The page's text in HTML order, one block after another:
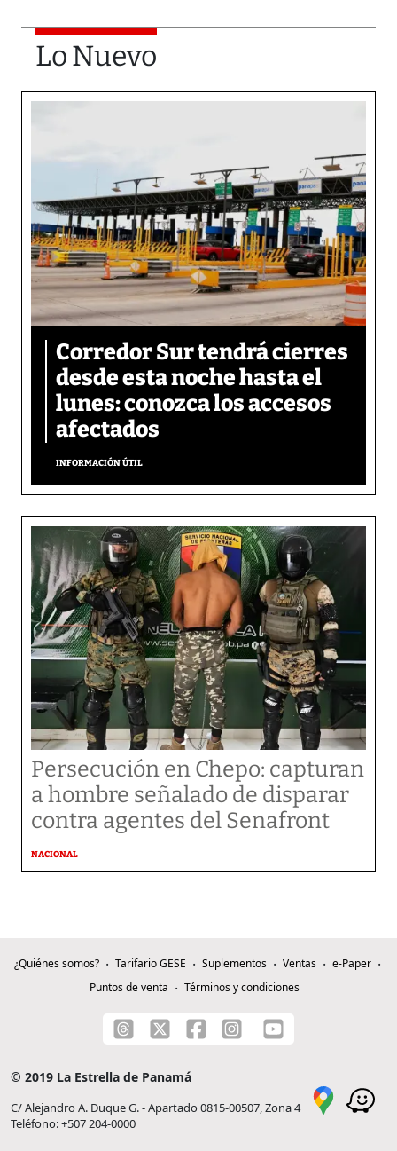
Lo Nuevo
Corredor Sur tendrá cierres
desde esta noche hasta el
lunes: conozca los accesos
afectados
INFORMACIÓN ÚTIL
Persecución en Chepo: capturan
a hombre señalado de disparar
contra agentes del Senafront
NACIONAL
¿Quiénes somos? Tarifario GESE Suplementos Ventas
e-Paper
Puntos de venta
Términos y condiciones
© 2019 La Estrella de Panamá
C/ Alejandro A. Duque G. - Apartado 0815-00507, Zona 4
Teléfono: +507 204-0000